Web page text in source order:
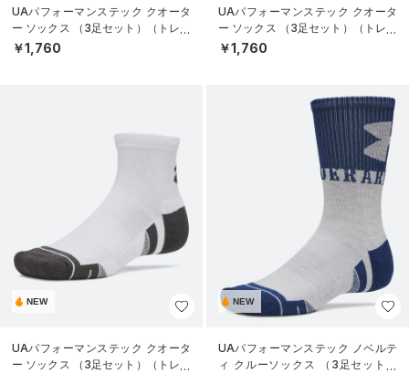
UAパフォーマンステック クオータ
ー ソックス （3足セット）（トレー
ニング/UNISEX）
￥1,760
UAパフォーマンステック クオータ
ー ソックス （3足セット）（トレー
ニング/UNISEX）
￥1,760
NEW
UAパフォーマンステック クオータ
ー ソックス （3足セット）（トレー
NEW
UAパフォーマンステック ノベルテ
ィ クルーソックス （3足セット）